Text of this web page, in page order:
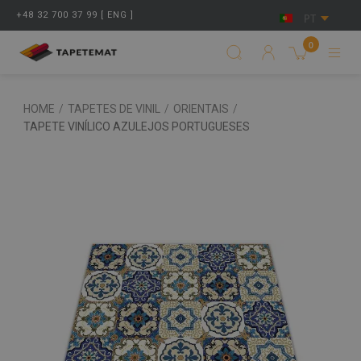
+48 32 700 37 99 [ ENG ] PT
0
HOME / TAPETES DE VINIL / ORIENTAIS /
TAPETE VINÍLICO AZULEJOS PORTUGUESES